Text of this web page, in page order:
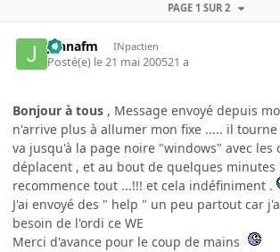
PAGE 1 SUR 2
jahnafm INpactien
Posté(e) le 21 mai 200521 a
Bonjour à tous , Message envoyé depuis
n'arrive plus à allumer mon fixe ..... il
va jusqu'à la page noire "windows" avec les
déplacent , et au bout de quelques minutes
recommence tout ...!!! et cela indéfiniment .
J'ai envoyé des " help " un peu partout car
besoin de l'ordi ce WE
Merci d'avance pour le coup de mains